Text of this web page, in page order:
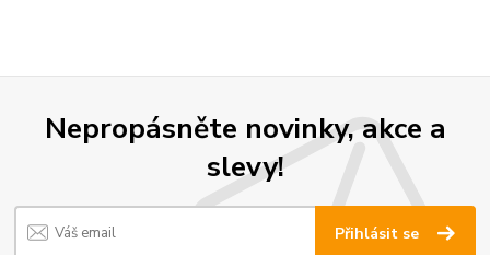
Nepropásněte novinky, akce a
slevy!
Přihlásit se